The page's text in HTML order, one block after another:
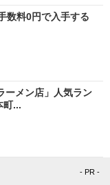
数料0円で入手する
ーメン店」人気ラン
町...
- PR -